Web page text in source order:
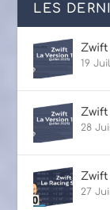
LES
Zwift
19
Zwift
28
Zwift
27